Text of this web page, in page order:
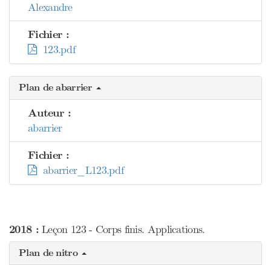
Alexandre
Fichier :
123.pdf
Plan de abarrier
Auteur :
abarrier
Fichier :
abarrier_L123.pdf
2018 :Leçon 123 - Corps finis. Applications.
Plan de nitro